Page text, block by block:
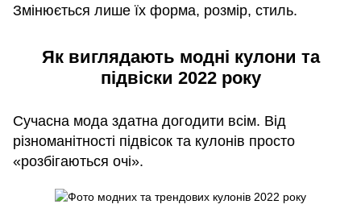
Змінюється лише їх форма, розмір, стиль.
Як виглядають модні кулони та
підвіски 2022 року
Сучасна мода здатна догодити всім. Від
різноманітності підвісок та кулонів просто
«розбігаються очі».